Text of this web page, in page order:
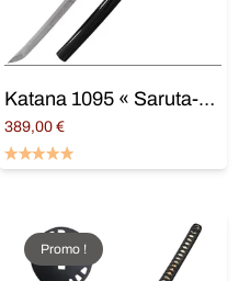
Katana 1095 « Saruta-hiko »
389,00 €
Lire la suite
Promo !